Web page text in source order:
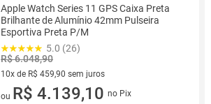
Apple Watch Series 11 GPS Caixa Preta
Brilhante de Alumínio 42mm Pulseira
Esportiva Preta P/M
5.0 (26)
R$ 6.048,90
10x de R$ 459,90 sem juros
10 vez de R$ 459,90 sem juros
ou R$ 4.139,10 no Pix